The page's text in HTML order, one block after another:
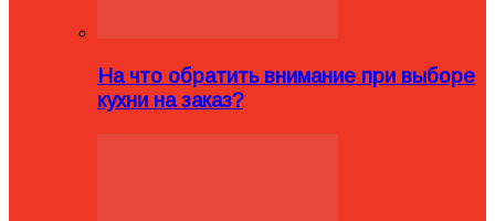
На что обратить внимание при выборе
кухни на заказ?